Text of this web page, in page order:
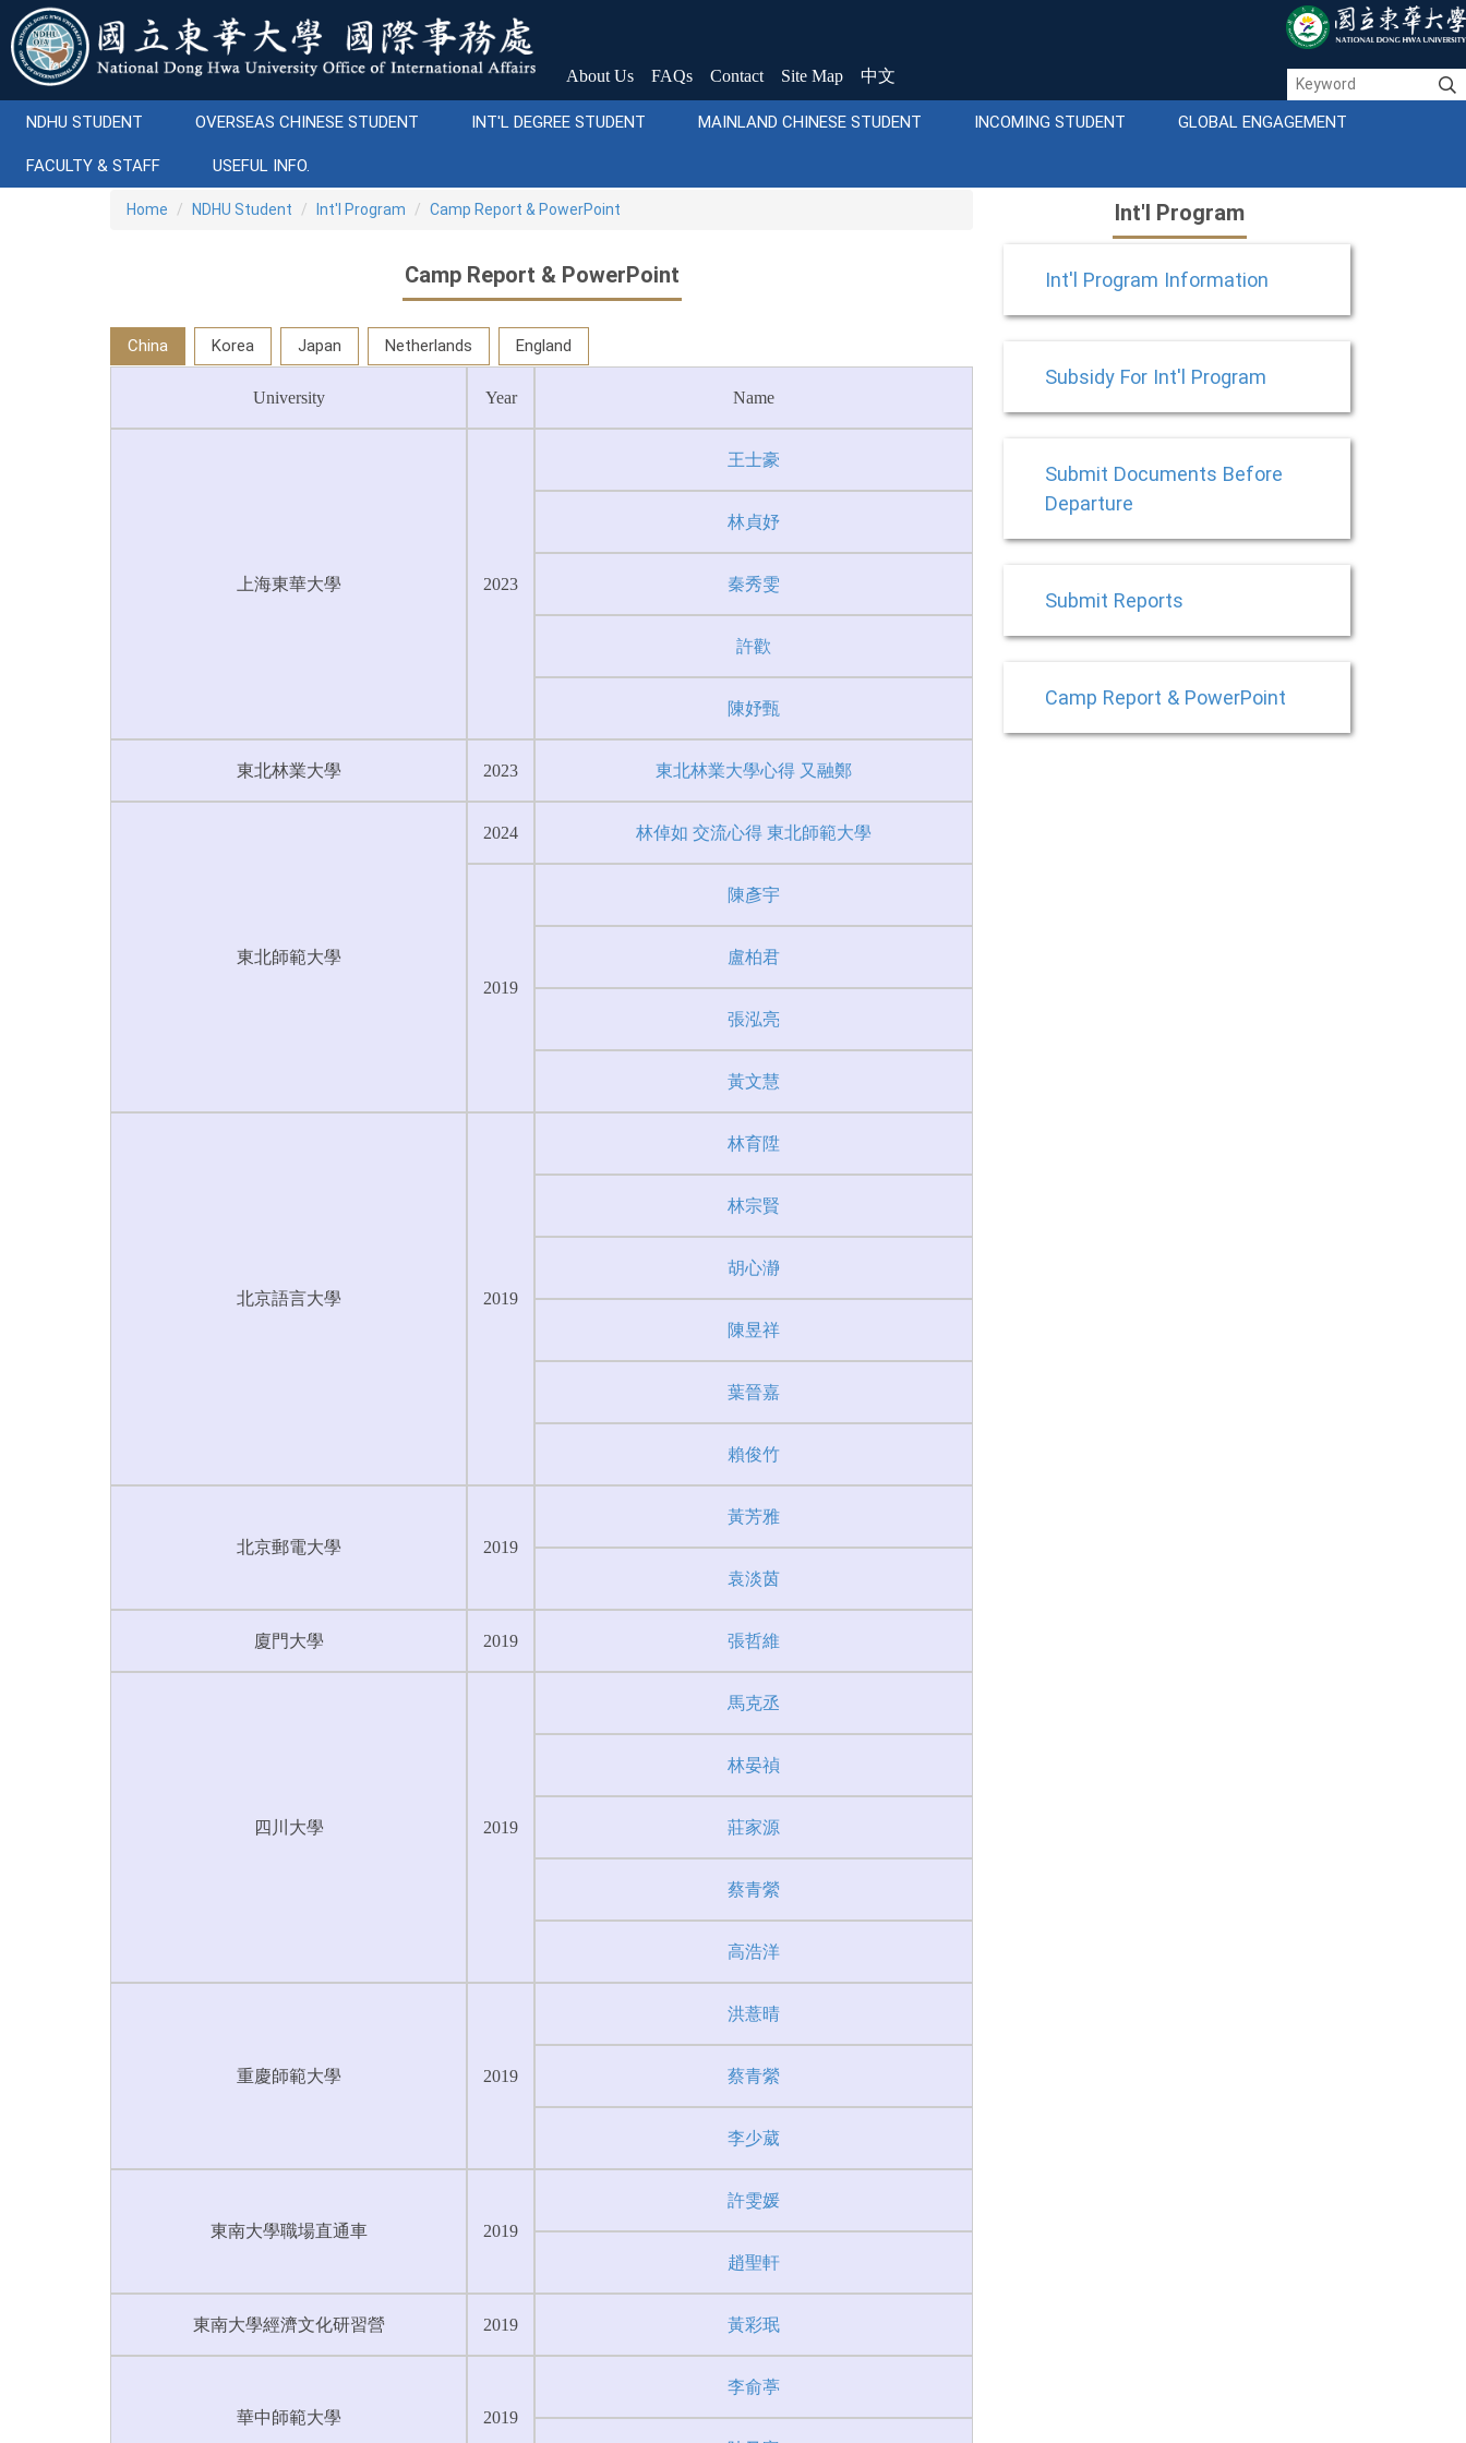
Jump
to
the
main
block
About Us FAQs Contact Site Map 中文
NDHU STUDENT OVERSEAS CHINESE STUDENT INT'L DEGREE STUDENT MAINLAND CHINESE STUDENT INCOMING STUDENT GLOBAL ENGAGEMENT
FACULTY & STAFF USEFUL INFO.
Home NDHU Student Int'l Program Camp Report & PowerPoint
Camp Report & PowerPoint
China Korea Japan Netherlands England
University Year Name
上海東華大學 2023
王士豪
林貞妤
秦秀雯
許歡
陳妤甄
東北林業大學 2023 東北林業大學心得 又融鄭
東北師範大學
2024 林倬如 交流心得 東北師範大學
2019
陳彥宇
盧柏君
張泓亮
黃文慧
北京語言大學 2019
林育陞
林宗賢
胡心瀞
陳昱祥
葉晉嘉
賴俊竹
北京郵電大學 2019
黃芳雅
袁淡茵
廈門大學 2019 張哲維
四川大學 2019
馬克丞
林晏禎
莊家源
蔡青縈
高浩洋
重慶師範大學 2019
洪薏晴
蔡青縈
李少葳
東南大學職場直通車 2019
許雯媛
趙聖軒
東南大學經濟文化研習營 2019 黃彩珉
華中師範大學 2019
李俞葶
Int'l Program
Int'l Program Information
Subsidy For Int'l Program
Submit Documents Before
Departure
Submit Reports
Camp Report & PowerPoint